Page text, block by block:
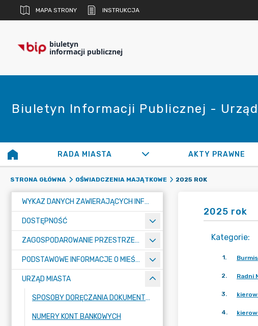
MAPA STRONY INSTRUKCJA
biuletyn
informacji publicznej
Biuletyn Informacji Publicznej -
RADA MIASTA AKTY PRAWNE
STRONA GŁÓWNA OŚWIADCZENIA MAJĄTKOWE 2025 ROK
WYKAZ DANYCH ZAWIERAJĄCYCH INFORMACJE O ŚRODOWISKU I JEGO OCHRONIE
DOSTĘPNOŚĆ
ZAGOSPODAROWANIE PRZESTRZENNE
PODSTAWOWE INFORMACJE O MIEŚCIE
URZĄD MIASTA
SPOSOBY DORĘCZANIA DOKUMENTÓW DO URZĘDU MIASTA RADZIONKÓW
NUMERY KONT BANKOWYCH
2025 rok
Kategorie:
1.
2. Radni
3.
4.